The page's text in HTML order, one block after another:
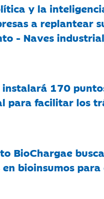
y la
a replantear
- Naves
instalará 170
para facilitar los
BioChargae
bioinsumos